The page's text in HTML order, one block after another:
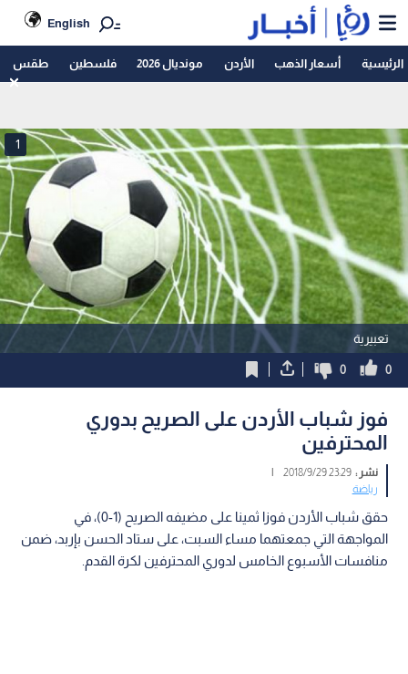
English
الرئيسية أسعار الذهب الأردن مونديال 2026 فلسطين طقس
تعبيرية
1
0
0
فوز شباب الأردن على الصريح بدوري
المحترفين
نشر :23:29 2018/9/29
|
رياضة
حقق شباب الأردن فوزا ثمينا على مضيفه الصريح (1-0)، في
المواجهة التي جمعتهما مساء السبت، على ستاد الحسن بإربد، ضمن
منافسات الأسبوع الخامس لدوري المحترفين لكرة القدم.